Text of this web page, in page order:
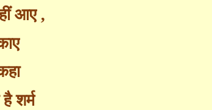
आए ,
ए
शर्म